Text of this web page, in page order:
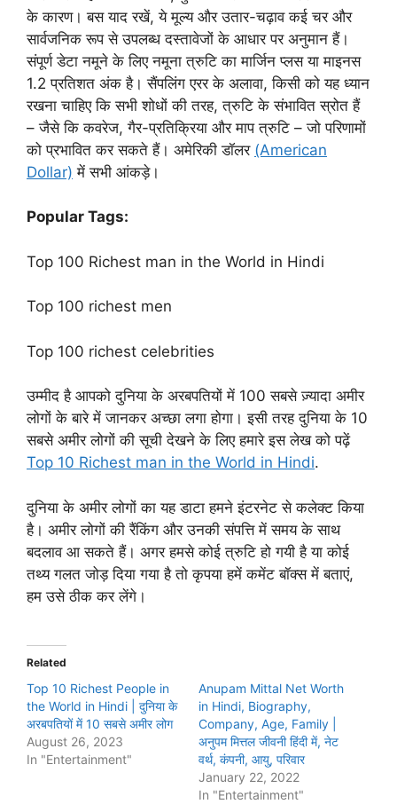
के कारण। बस याद रखें, ये मूल्य और उतार-चढ़ाव कई चर और
सार्वजनिक रूप से उपलब्ध दस्तावेजों के आधार पर अनुमान हैं।
संपूर्ण डेटा नमूने के लिए नमूना त्रुटि का मार्जिन प्लस या माइनस
1.2 प्रतिशत अंक है। सैंपलिंग एरर के अलावा, किसी को यह ध्यान
रखना चाहिए कि सभी शोधों की तरह, त्रुटि के संभावित स्रोत हैं
– जैसे कि कवरेज, गैर-प्रतिक्रिया और माप त्रुटि – जो परिणामों
को प्रभावित कर सकते हैं। अमेरिकी डॉलर (American
Dollar) में सभी आंकड़े।
Popular Tags:
Top 100 Richest man in the World in Hindi
Top 100 richest men
Top 100 richest celebrities
उम्मीद है आपको दुनिया के अरबपतियों में 100 सबसे ज़्यादा अमीर
लोगों के बारे में जानकर अच्छा लगा होगा। इसी तरह दुनिया के 10
सबसे अमीर लोगों की सूची देखने के लिए हमारे इस लेख को पढ़ें
Top 10 Richest man in the World in Hindi.
दुनिया के अमीर लोगों का यह डाटा हमने इंटरनेट से कलेक्ट किया
है। अमीर लोगों की रैंकिंग और उनकी संपत्ति में समय के साथ
बदलाव आ सकते हैं। अगर हमसे कोई त्रुटि हो गयी है या कोई
तथ्य गलत जोड़ दिया गया है तो कृपया हमें कमेंट बॉक्स में बताएं,
हम उसे ठीक कर लेंगे।
Related
Top 10 Richest People in
the World in Hindi | दुनिया के
अरबपतियों में 10 सबसे अमीर लोग
August 26, 2023
In "Entertainment"
Anupam Mittal Net Worth
in Hindi, Biography,
Company, Age, Family |
अनुपम मित्तल जीवनी हिंदी में, नेट
वर्थ, कंपनी, आयु, परिवार
January 22, 2022
In "Entertainment"